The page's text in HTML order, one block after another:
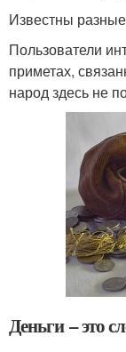
Известны
Пользователи
приметах,
народ здесь не
Деньги – это